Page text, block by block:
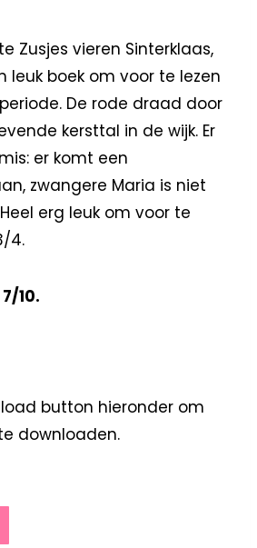
Zusjes vieren Sinterklaas,
leuk boek om voor te lezen
De rode draad door
kersttal in de wijk. Er
er komt een
zwangere Maria is niet
erg leuk om voor te
4.
10.
button hieronder om
downloaden.